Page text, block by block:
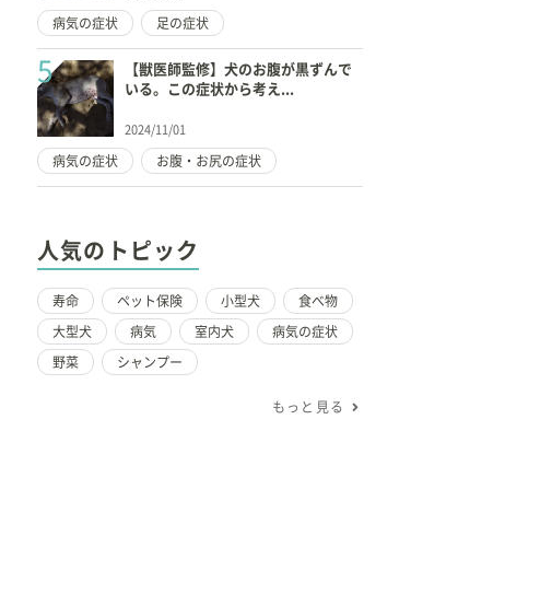
病気の症状 足の症状
5
【獣医師監修】犬のお腹が黒ずんで
いる。この症状から考え...
2024/11/01
病気の症状 お腹・お尻の症状
人気のトピック
寿命 ペット保険 小型犬 食べ物
大型犬 病気 室内犬 病気の症状
野菜 シャンプー
もっと見る